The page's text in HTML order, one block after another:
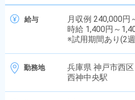
給与
月収例 240,000円
時給 1,400円～
※試用期間あり(2
勤務地
兵庫県 神戸市西
西神中央駅